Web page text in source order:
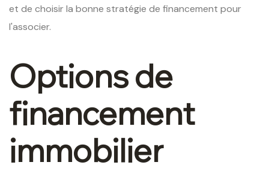
et de choisir la bonne stratégie de financement pour
l'associer.
Options de
financement
immobilier